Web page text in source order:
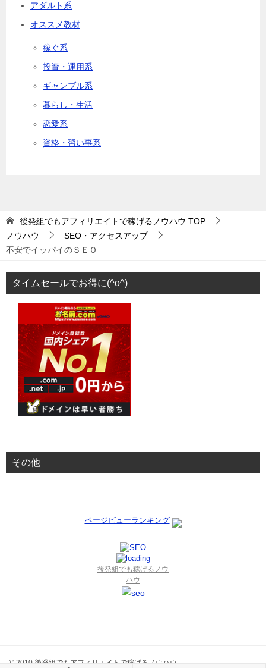
アダルト系
オススメ教材
稼ぐ系
投資・運用系
ギャンブル系
暮らし・生活
恋愛系
資格・習い事系
後発組でもアフィリエイトで稼げるノウハウ TOP
ノウハウ
SEO・アクセスアップ
不安でイッパイのＳＥＯ
タイムセールでお得に(^o^)
その他
ページビューランキング
後発組でも稼げるノウ
ハウ
© 2010 後発組でもアフィリエイトで稼げるノウハウ